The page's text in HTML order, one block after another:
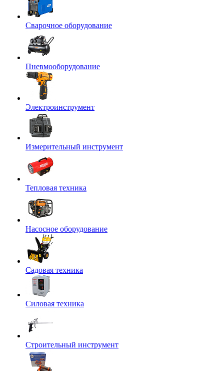
Сварочное оборудование
Пневмооборудование
Электроинструмент
Измерительный инструмент
Тепловая техника
Насосное оборудование
Садовая техника
Силовая техника
Строительный инструмент